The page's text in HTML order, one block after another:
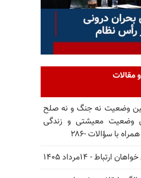
و مقالات
وضعیت نه جنگ و نه صلح
وضعیت معیشتی و زندگی
با سؤالات -۲۸۶
- ۱۴مرداد ۱۴۰۵